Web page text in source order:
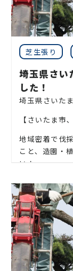
ます！
企業様や、施
木、高木、植
ので、
お気軽にお問
松、スギ、ク
ぐりの木、竹
梅、かしの木
クスノキ、 薪
木、桜、ゴー
子の木、ゴー
ミ、エゴノキ
ウシ、カイズ
サザンカ、ホ
芝生張り
埼玉県さい
した！
埼玉県さいた
【さいたま市
地域密着で伐
こと、造園・
い！
当社では造園
ステリア工事
見積もりは無
軽にご連絡く
お庭や木に関
ます！